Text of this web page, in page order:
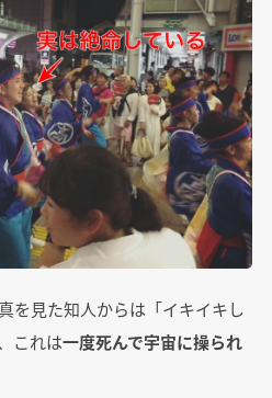
を見た知人からは「イキイキし
これは一度死んで宇宙に操られ